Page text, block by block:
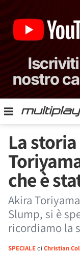
La
che è
Akira
Slump, si è
ricordiamo la
SPECIALEdi Christian